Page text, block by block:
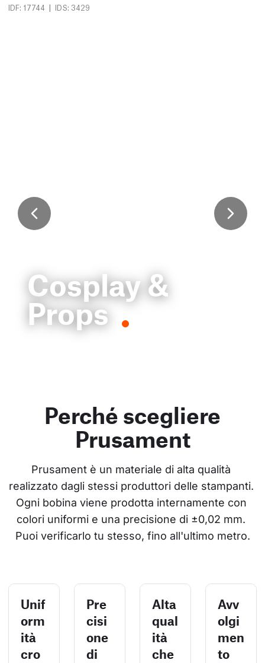
IDF: 17744 | IDS: 3429
Cosplay &
Props
Perché scegliere
Prusament
Prusament è un materiale di alta qualità
realizzato dagli stessi produttori delle stampanti.
Ogni bobina viene prodotta internamente con
colori uniformi e una precisione di ±0,02 mm.
Puoi verificarlo tu stesso, fino all'ultimo metro.
Unif
orm
ità
cro
Pre
cisi
one
di
Alta
qual
ità
che
Avv
olgi
men
to